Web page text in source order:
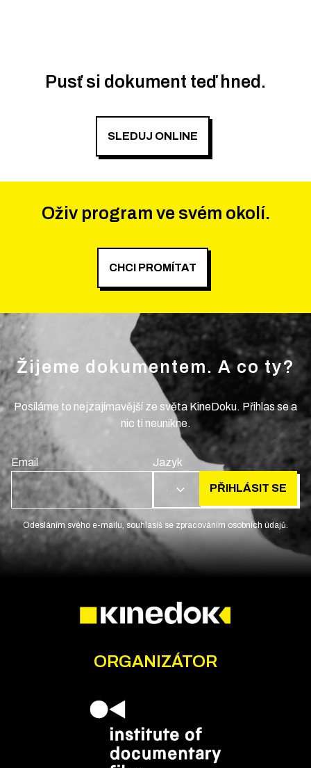
Pusť si dokument teď hned.
SLEDUJ ONLINE
Oživ program ve svém okolí.
CHCI PROMÍTAT
Žijeme dokumentem. A co ty?
Posíláme to nejzajímavější ze světa KineDoku. Přihlas se a
nic ti neunikne.
Email Jazyk
CS PŘIHLÁSIT SE
Odesláním svého e-mailu, souhlasíš se zpracováním osobních údajů.
ORGANIZÁTOR